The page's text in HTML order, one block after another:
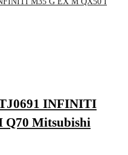
INFINITI
Q70 Mitsubishi